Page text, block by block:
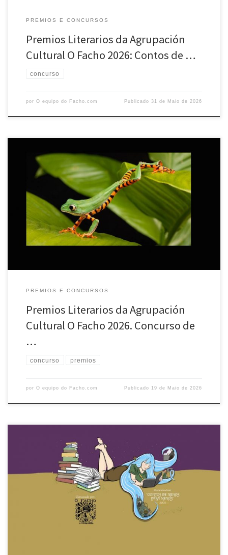
PREMIOS E CONCURSOS
Premios Literarios da Agrupación
Cultural O Facho 2026: Contos de …
concurso
por O equipo do Facho.com Publicado31 de Maio de 2026
A seguir detállase polo miúdo a resolución dos concursos anuais de
poesía e teatro da Agrupación Cultural O Facho: Concurso de Teatro
Infantil Manuel Lourenzo 2026 Obra gañadora: Biosbardos, Trasniños e
outros seres moi riquiños Autor: Carlos Labraña O xurado, composto
por Daniel Otero Ramos, Carmen Martínez Mosquera e DianaVarela
PREMIOS E CONCURSOS
Premios Literarios da Agrupación
Cultural O Facho 2026. Concurso de
…
concurso premios
por O equipo do Facho.com Publicado 19 de Maio de 2026
Recuperados en 2008 os premios literarios que desde os anos sesenta
convocou O FACHO enos que participaron ou gañaron moitos dos
escritores e escritoras que hoxe fan posíbel con a súaobra unha
literatura galega de calidade e de grande importancia nas letras
universais, realizase aconvocatoria para 2026 do Concurso Literario